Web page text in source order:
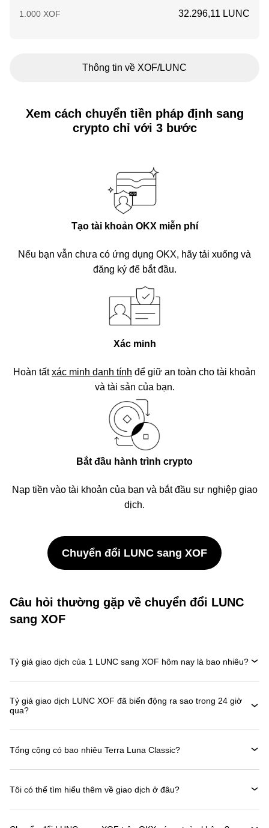
1.000 XOF 32.296,11 LUNC
Thông tin về XOF/LUNC
Xem cách chuyển tiền pháp định sang
crypto chỉ với 3 bước
Tạo tài khoản OKX miễn phí
Nếu bạn vẫn chưa có ứng dụng OKX, hãy tải xuống và
đăng ký để bắt đầu.
Xác minh
Hoàn tấtxác minh danh tính để giữ an toàn cho tài khoản
và tài sản của bạn.
Bắt đầu hành trình crypto
Nạp tiền vào tài khoản của bạn và bắt đầu sự nghiệp giao
dịch.
Chuyển đổi LUNC sang XOF
Câu hỏi thường gặp về chuyển đổi LUNC
sang XOF
Tỷ giá giao dịch của 1 LUNC sang XOF hôm nay là bao nhiêu?
Tỷ giá giao dịch LUNC XOF đã biến động ra sao trong 24 giờ
qua?
Tổng cộng có bao nhiêu Terra Luna Classic?
Tôi có thể tìm hiểu thêm về giao dịch ở đâu?